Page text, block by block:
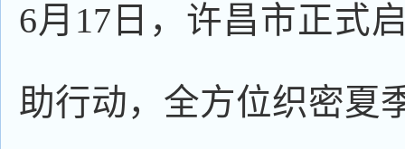
6月17日，许昌市正式
助行动，全方位织密夏